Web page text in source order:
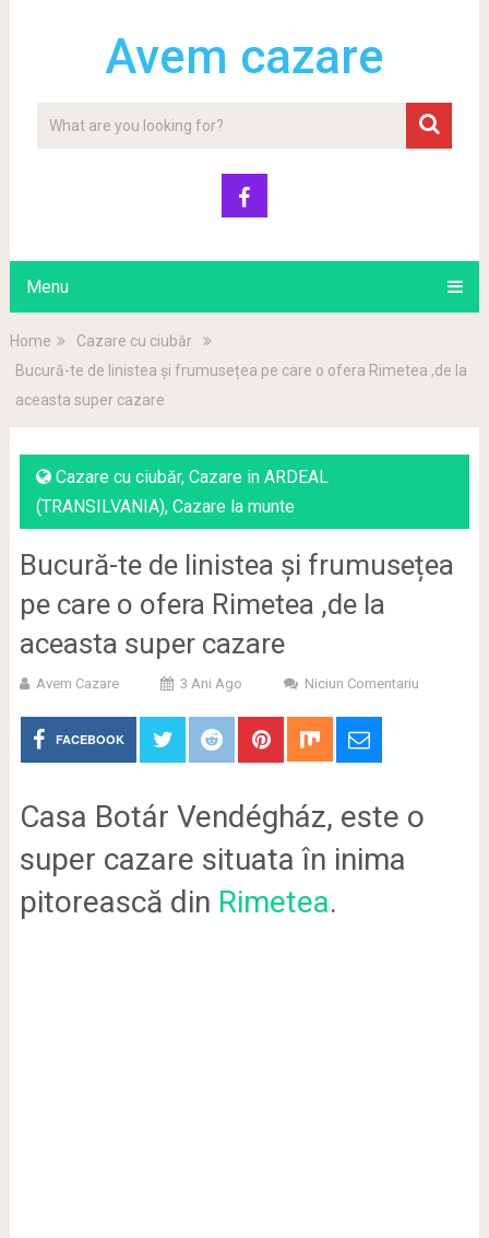
Avem cazare
Menu
Home
Cazare cu ciubăr
Bucură-te de linistea și frumusețea pe care o ofera Rimetea ,de la
aceasta super cazare
Cazare cu ciubăr, Cazare in ARDEAL
(TRANSILVANIA), Cazare la munte
Bucură-te de linistea și frumusețea
pe care o ofera Rimetea ,de la
aceasta super cazare
Avem Cazare 3 Ani Ago Niciun Comentariu
FACEBOOK
Casa Botár Vendégház, este o
super cazare situata în inima
pitorească din Rimetea.